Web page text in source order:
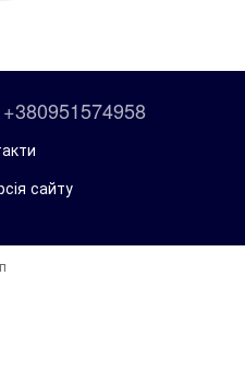
+380951574958
сайту